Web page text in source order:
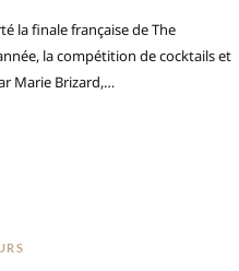
la finale française de The
la compétition de cocktails et
Marie Brizard,…